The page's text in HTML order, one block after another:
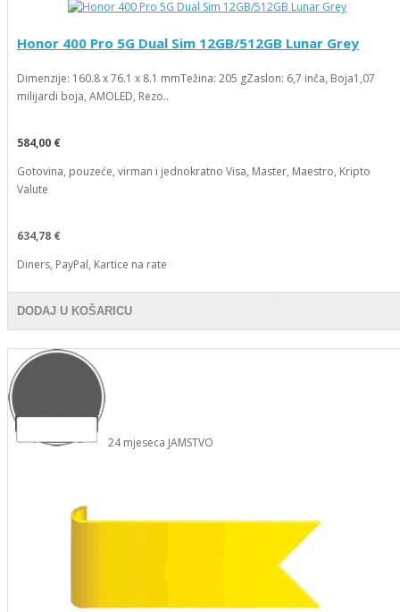
Honor 400 Pro 5G Dual Sim 12GB/512GB Lunar Grey
Dimenzije: 160.8 x 76.1 x 8.1 mmTežina: 205 gZaslon: 6,7 inča, Boja1,07
milijardi boja, AMOLED, Rezo..
584,00 €
Gotovina, pouzeće, virman i jednokratno Visa, Master, Maestro, Kripto
Valute
634,78 €
Diners, PayPal, Kartice na rate
DODAJ U KOŠARICU
24 mjeseca JAMSTVO